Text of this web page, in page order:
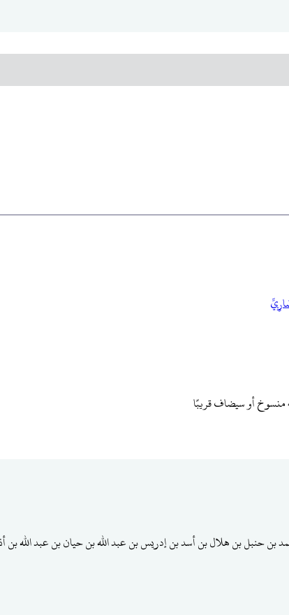
منسوخ أو سيضاف قريبًا
بن حنبل بن هلال بن أسد بن إدريس بن عبد الله بن حيان بن عبد الله